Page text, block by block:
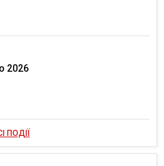
2026
ПОДІЇ